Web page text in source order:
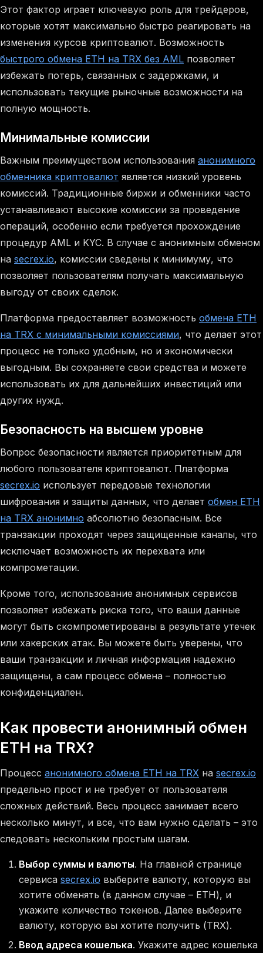
Этот фактор играет ключевую роль для трейдеров,
которые хотят максимально быстро реагировать на
изменения курсов криптовалют. Возможность
быстрого обмена ETH на TRX без AML позволяет
избежать потерь, связанных с задержками, и
использовать текущие рыночные возможности на
полную мощность.
Минимальные комиссии
Важным преимуществом использования анонимного
обменника криптовалют является низкий уровень
комиссий. Традиционные биржи и обменники часто
устанавливают высокие комиссии за проведение
операций, особенно если требуется прохождение
процедур AML и KYC. В случае с анонимным обменом
на secrex.io, комиссии сведены к минимуму, что
позволяет пользователям получать максимальную
выгоду от своих сделок.
Платформа предоставляет возможность обмена ETH
на TRX с минимальными комиссиями, что делает этот
процесс не только удобным, но и экономически
выгодным. Вы сохраняете свои средства и можете
использовать их для дальнейших инвестиций или
других нужд.
Безопасность на высшем уровне
Вопрос безопасности является приоритетным для
любого пользователя криптовалют. Платформа
secrex.io использует передовые технологии
шифрования и защиты данных, что делает обмен ETH
на TRX анонимно абсолютно безопасным. Все
транзакции проходят через защищенные каналы, что
исключает возможность их перехвата или
компрометации.
Кроме того, использование анонимных сервисов
позволяет избежать риска того, что ваши данные
могут быть скомпрометированы в результате утечек
или хакерских атак. Вы можете быть уверены, что
ваши транзакции и личная информация надежно
защищены, а сам процесс обмена – полностью
конфиденциален.
Как провести анонимный обмен
ETH на TRX?
Процесс анонимного обмена ETH на TRX на secrex.io
предельно прост и не требует от пользователя
сложных действий. Весь процесс занимает всего
несколько минут, и все, что вам нужно сделать – это
следовать нескольким простым шагам.
Выбор суммы и валюты. На главной странице
сервиса secrex.io выберите валюту, которую вы
хотите обменять (в данном случае – ETH), и
укажите количество токенов. Далее выберите
валюту, которую вы хотите получить (TRX).
Ввод адреса кошелька. Укажите адрес кошелька